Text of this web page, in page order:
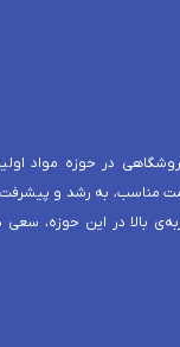
در حوزه مواد
مناسب، به رشد و
بالا در این حوزه، سعی